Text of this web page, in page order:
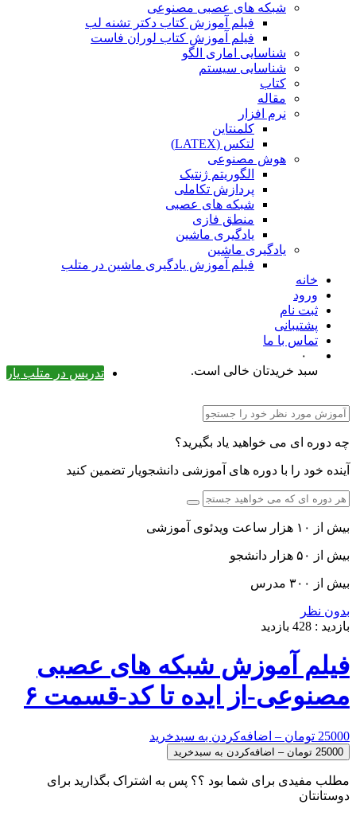
شبکه های عصبی مصنوعی
فیلم آموزش کتاب دکتر تشنه لب
فیلم آموزش کتاب لوران فاست
شناسایی اماری الگو
شناسایی سیستم
کتاب
مقاله
نرم افزار
کلمنتاین
لتکس (LATEX)
هوش مصنوعی
الگوریتم ژنتیک
پردازش تکاملی
شبکه های عصبی
منطق فازی
یادگیری ماشین
یادگیری ماشین
فیلم آموزش یادگیری ماشین در متلب
خانه
ورود
ثبت نام
پشتیبانی
تماس با ما
۰
تدریس در متلب یار
سبد خریدتان خالی است.
چه دوره ای می خواهید یاد بگیرید؟
آینده خود را با دوره های آموزشی دانشجویار تضمین کنید
بیش از ۱۰ هزار ساعت ویدئوی آموزشی
بیش از ۵۰ هزار دانشجو
بیش از ۳۰۰ مدرس
بدون نظر
بازدید : 428 بازدید
فیلم آموزش شبکه های عصبی
مصنوعی-از ایده تا کد-قسمت ۶
25000 تومان – اضافه‌کردن به سبدخرید
مطلب مفیدی برای شما بود ؟؟ پس به اشتراک بگذارید برای
دوستانتان